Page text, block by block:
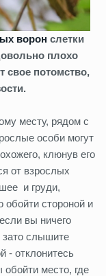
ворон слетки
плохо
свое потомство,
месту, рядом с
особи могут
клюнув его
от взрослых
и груди,
обойти стороной и
вы ничего
зато слышите
- отклонитесь
место, где